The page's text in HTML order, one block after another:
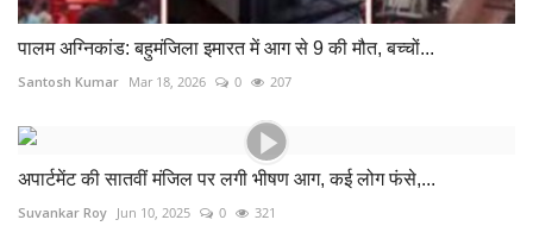
पालम अग्निकांड: बहुमंजिला इमारत में आग से 9 की मौत, बच्चों...
Santosh Kumar Mar 18, 2026 0 207
अपार्टमेंट की सातवीं मंजिल पर लगी भीषण आग, कई लोग फंसे,...
Suvankar Roy Jun 10, 2025 0 321